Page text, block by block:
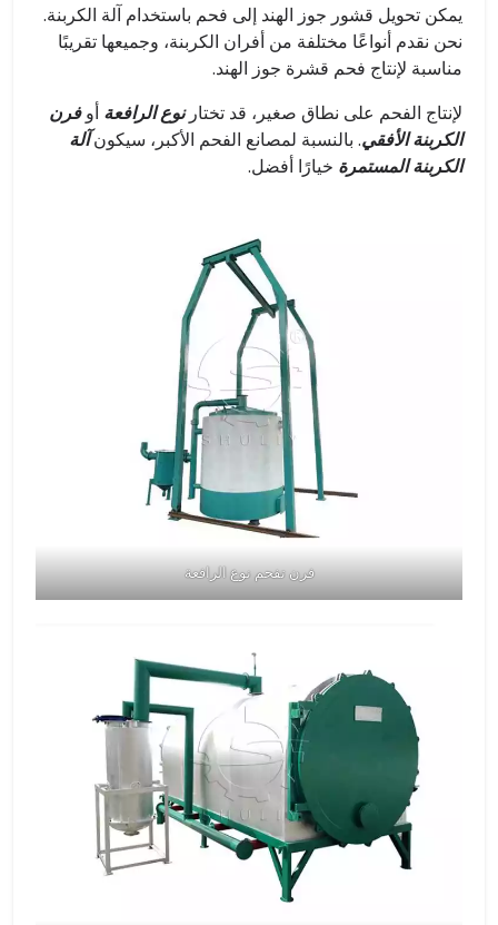
يمكن تحويل قشور جوز الهند إلى فحم باستخدام آلة الكربنة.
نحن نقدم أنواعًا مختلفة من أفران الكربنة، وجميعها تقريبًا
مناسبة لإنتاج فحم قشرة جوز الهند.
لإنتاج الفحم على نطاق صغير، قد تختارنوع الرافعة أوفرن
الكربنة الأفقي. بالنسبة لمصانع الفحم الأكبر، سيكونآلة
الكربنة المستمرة خيارًا أفضل.
فرن تفحم نوع الرافعة